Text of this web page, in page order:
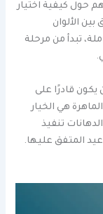
حول كيفية اختيار
الألوان
تبدأ من مرحلة
قادرًا على
هي الخيار
تنفيذ
المتفق عليها.